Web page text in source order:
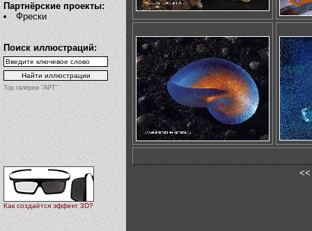
Партнёрские проекты:
Фрески
Поиск иллюстраций:
Top галереи "АРТ"
Как создаётся эффект 3D?
<<